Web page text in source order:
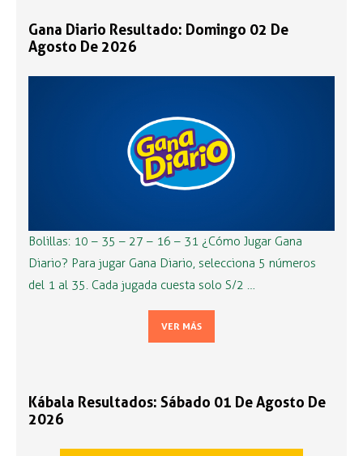
Gana Diario Resultado: Domingo 02 De
Agosto De 2026
Bolillas: 10 – 35 – 27 – 16 – 31 ¿Cómo Jugar Gana
Diario? Para jugar Gana Diario, selecciona 5 números
del 1 al 35. Cada jugada cuesta solo S/2 …
VER MÁS
Kábala Resultados: Sábado 01 De Agosto De
2026